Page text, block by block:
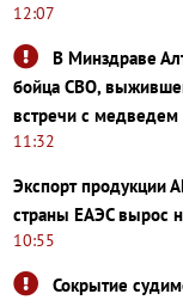
12:07
В Минздраве
бойца СВО,
встречи с медведем
11:32
Экспорт продукции
страны ЕАЭС вырос
10:55
Сокрытие